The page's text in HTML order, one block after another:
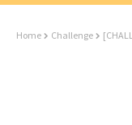
Home Challenge